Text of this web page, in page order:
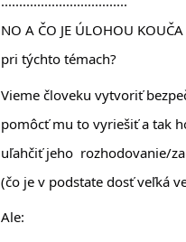
NO A ČO JE ÚLOHOU KOUČA
pri týchto témach?
Vieme človeku vytvoriť
pomôcť mu to vyriešiť a tak
uľahčiť jeho  rozhodovanie/
(čo je v podstate dosť veľká
Ale: